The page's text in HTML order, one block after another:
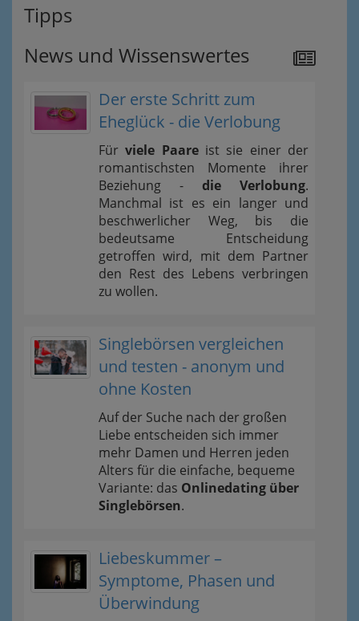
Tipps
News und Wissenswertes
Der erste Schritt zum
Eheglück - die Verlobung
Fürviele Paareist sie einer der
romantischsten Momente ihrer
Beziehung - die Verlobung.
Manchmal ist es ein langer und
beschwerlicher Weg, bis die
bedeutsame Entscheidung
getroffen wird, mit dem Partner
den Rest des Lebens verbringen
zu wollen.
Singlebörsen vergleichen
und testen - anonym und
ohne Kosten
Auf der Suche nach der großen
Liebe entscheiden sich immer
mehr Damen und Herren jeden
Alters für die einfache, bequeme
Variante: das Onlinedating über
Singlebörsen.
Liebeskummer –
Symptome, Phasen und
Überwindung